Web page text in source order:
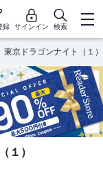
録 サインイン 検索
東京ドラゴンナイト（１）
１）